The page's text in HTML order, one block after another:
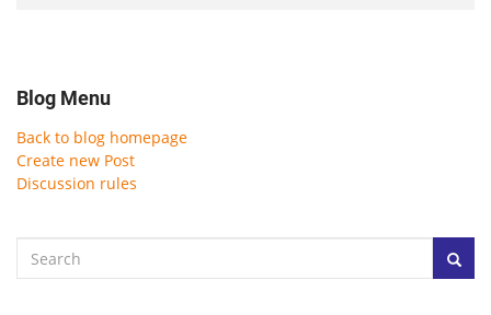
Blog Menu
Back to blog homepage
Create new Post
Discussion rules